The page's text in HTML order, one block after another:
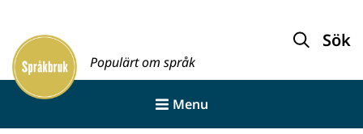
innehållet
Framsida
Populärt om språk
Sök
Menu